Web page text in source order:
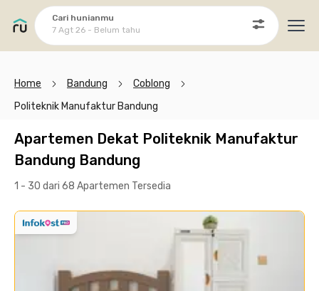
Cari hunianmu
7 Agt 26 - Belum tahu
Home Bandung
Coblong
Politeknik Manufaktur Bandung
Apartemen Dekat Politeknik Manufaktur
Bandung Bandung
1 - 30 dari 68 Apartemen Tersedia